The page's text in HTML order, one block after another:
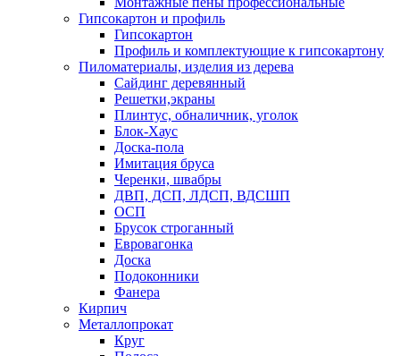
Гипсокартон и профиль
Гипсокартон
Профиль и комплектующие к гипсокартону
Пиломатериалы, изделия из дерева
Сайдинг деревянный
Решетки,экраны
Плинтус, обналичник, уголок
Блок-Хаус
Доска-пола
Имитация бруса
Черенки, швабры
ДВП, ДСП, ЛДСП, ВДСШП
ОСП
Брусок строганный
Евровагонка
Доска
Подоконники
Фанера
Кирпич
Металлопрокат
Круг